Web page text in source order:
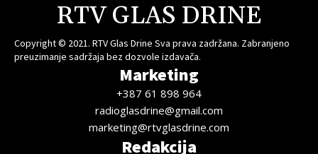
RTV GLAS DRINE
Copyright © 2021. RTV Glas Drine Sva prava zadržana. Zabranjeno
preuzimanje sadržaja bez dozvole izdavača.
Marketing
+387 61 898 964
radioglasdrine@gmail.com
marketing@rtvglasdrine.com
Redakcija